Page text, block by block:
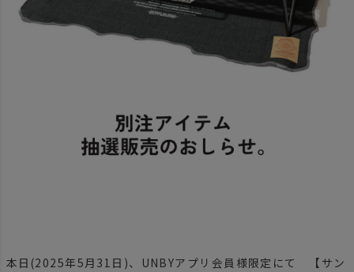
本日(2025年5月31日)、UNBYアプリ会員様限定にて 【サン